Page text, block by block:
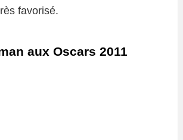
favorisé.
aux Oscars 2011